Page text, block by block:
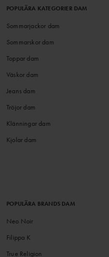
POPULÄRA KATEGORIER DAM
Sommarjackor dam
Sommarskor dam
Toppar dam
Väskor dam
Jeans dam
Tröjor dam
Klänningar dam
Kjolar dam
POPULÄRA BRANDS DAM
Neo Noir
Filippa K
True Religion